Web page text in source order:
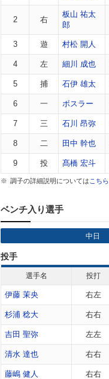
2 右
板山 祐太
郎
3 遊 村松 開人
4 左 細川 成也
5 捕 石伊 雄太
6 一 ボスラー
7 三 石川 昂弥
8 二 田中 幹也
9 投 髙橋 宏斗
調子の詳細説明については こちら
ベンチ入り選手
中日
投手
選手名 投打
伊藤 茉央 右左
杉浦 稔大 右右
吉田 聖弥 左左
清水 達也 右右
藤嶋 健人 右右